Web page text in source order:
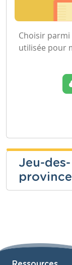
Choisir
utilisée pour
Jeu-des-
Cours